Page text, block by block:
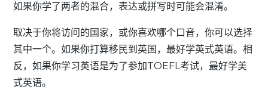
如果你学了两者的混合，表达或拼写时可能会混淆。
取决于你将访问的国家，或你喜欢哪个口音，你可以选择
其中一个。如果你打算移民到英国，最好学英式英语。相
反，如果你学习英语是为了参加TOEFL考试，最好学美
式英语。